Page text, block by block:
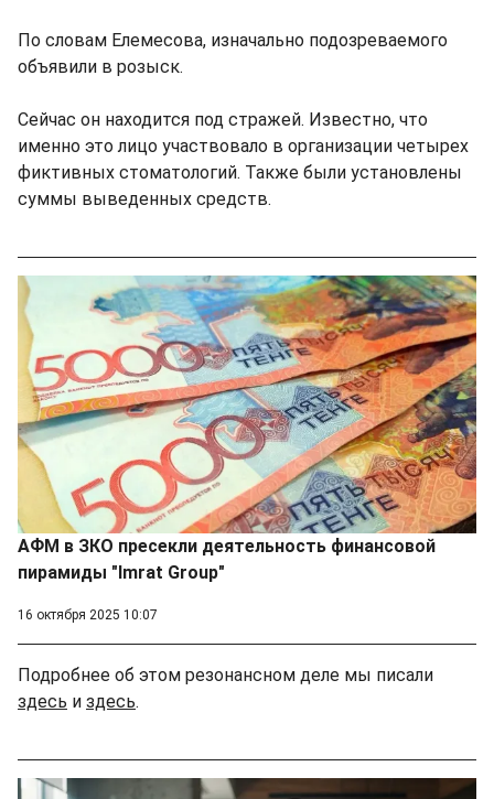
По словам Елемесова, изначально подозреваемого
объявили в розыск.
Сейчас он находится под стражей. Известно, что
именно это лицо участвовало в организации четырех
фиктивных стоматологий. Также были установлены
суммы выведенных средств.
АФМ в ЗКО пресекли деятельность финансовой
пирамиды "Imrat Group"
16 октября 2025 10:07
Подробнее об этом резонансном деле мы писали
здесь и здесь.